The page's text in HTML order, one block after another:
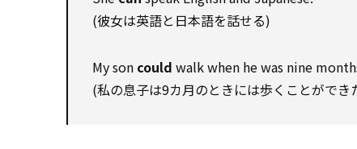
(彼女は英語と日本語を話せる)
My son could walk when he was nine
(私の息子は9カ月のときには歩くことができ